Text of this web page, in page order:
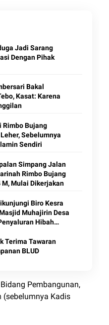
Jadi Sarang
Dengan Pihak
Bakal
Kasat: Karena
Rimbo Bujang
Sebelumnya
Sendiri
Simpang Jalan
Rimbo Bujang
M, Mulai Dikerjakan
Biro Kesra
Muhajirin Desa
Hibah
Terima Tawaran
BLUD
Pembangunan,
(sebelumnya Kadis